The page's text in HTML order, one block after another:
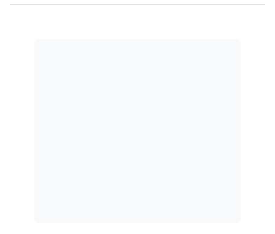
de sua não-observância.